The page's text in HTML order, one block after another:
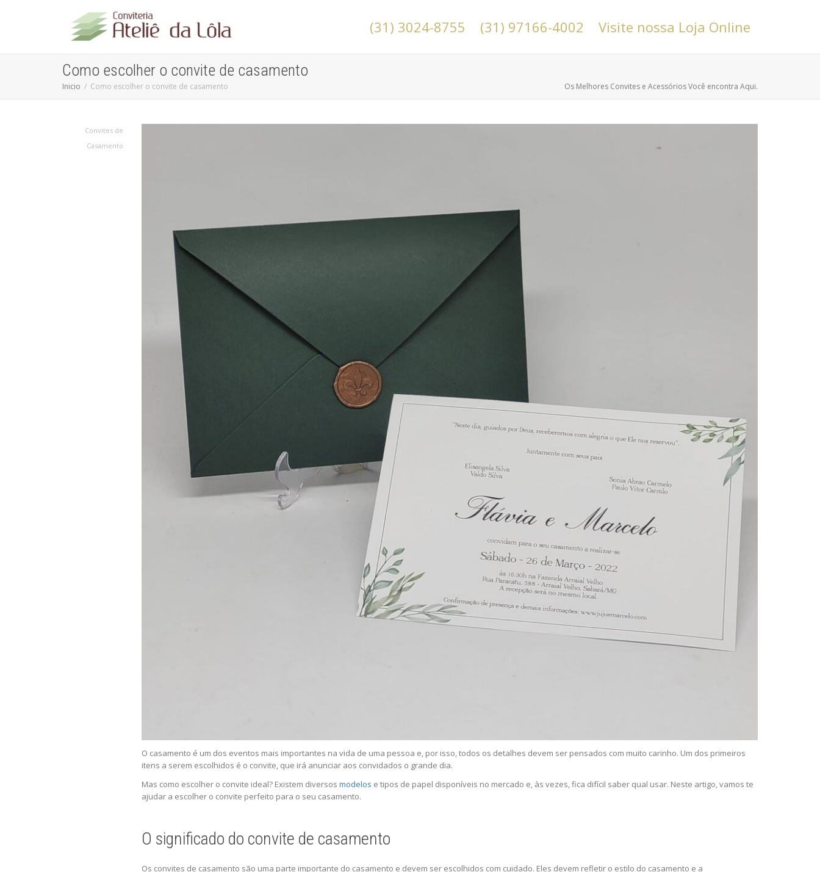
(31) 3024-8755 (31) 97166-4002 Visite nossa Loja Online
Como escolher o convite de casamento
Inicio Como escolher o convite de casamento Os Melhores Convites e Acessórios Você encontra Aqui.
Convites de
Casamento
O casamento é um dos eventos mais importantes na vida de uma pessoa e, por isso, todos os detalhes devem ser pensados com muito carinho. Um dos primeiros
itens a serem escolhidos é o convite, que irá anunciar aos convidados o grande dia.
Mas como escolher o convite ideal? Existem diversos modelos e tipos de papel disponíveis no mercado e, às vezes, fica difícil saber qual usar. Neste artigo, vamos te
ajudar a escolher o convite perfeito para o seu casamento.
O significado do convite de casamento
Os convites de casamento são uma parte importante do casamento e devem ser escolhidos com cuidado. Eles devem refletir o estilo do casamento e a